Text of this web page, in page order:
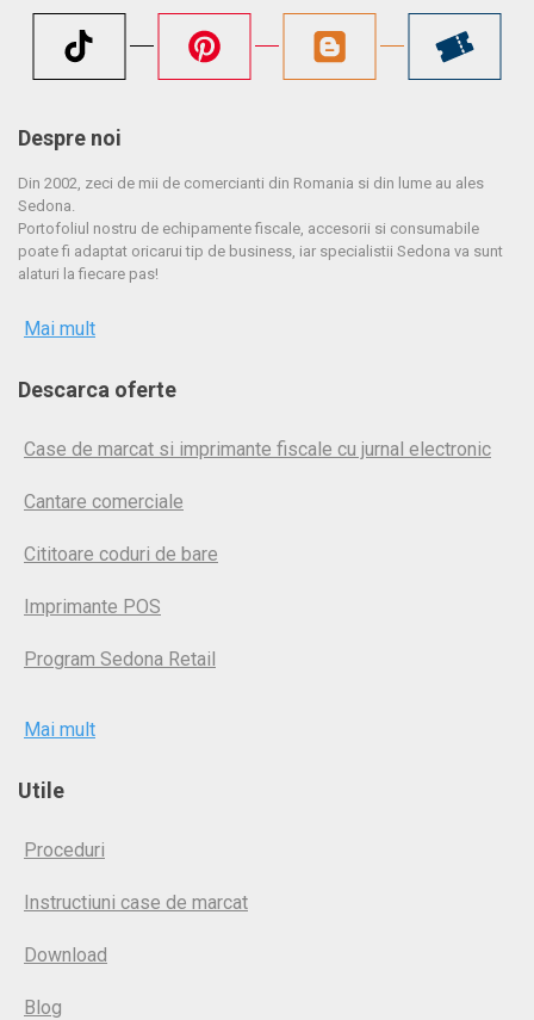
Despre noi
Din 2002, zeci de mii de comercianti din Romania si din lume au ales
Sedona.
Portofoliul nostru de echipamente fiscale, accesorii si consumabile
poate fi adaptat oricarui tip de business, iar specialistii Sedona va sunt
alaturi la fiecare pas!
Mai mult
Descarca oferte
Case de marcat si imprimante fiscale cu jurnal electronic
Cantare comerciale
Cititoare coduri de bare
Imprimante POS
Program Sedona Retail
Mai mult
Utile
Proceduri
Instructiuni case de marcat
Download
Blog